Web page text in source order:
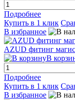
Подробнее
Купить в 1 клик
В избранное
AZUD фитинг
В
Подробнее
Купить в 1 клик
В избранное